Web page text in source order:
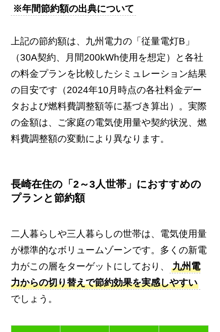
※年間節約額の出典について
上記の節約額は、九州電力の「従量電灯B」
（30A契約、月間200kWh使用を想定）と各社
の料金プランを比較したシミュレーション結果
の目安です（2024年10月時点の各社料金デー
タおよび燃料費調整額等に基づき算出）。実際
の金額は、ご家庭の電気使用量や契約状況、燃
料費調整額の変動により異なります。
長崎在住の「2～3人世帯」におすすめの
プランと節約額
二人暮らしや三人暮らしの世帯は、電気使用量
が標準的なボリュームゾーンです。多くの新電
力がこの層をターゲットにしており、
九州電
力からの切り替えで節約効果を実感しやすい
でしょう。